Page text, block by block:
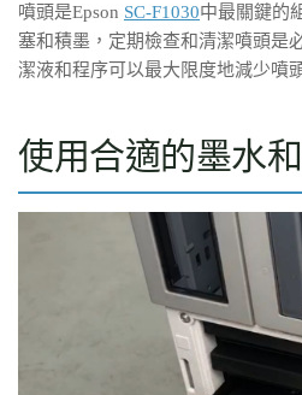
噴頭是Epson SC-F1030中最關鍵的
塞和積墨，定期檢查和清潔噴頭是
潔液和程序可以最大限度地減少噴
使用合適的墨水